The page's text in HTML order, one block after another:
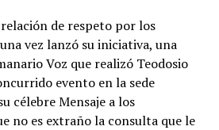
de respeto por los
vez lanzó su iniciativa, una
Voz que realizó Teodosio
evento en la sede
célebre Mensaje a los
no es extraño la consulta que le